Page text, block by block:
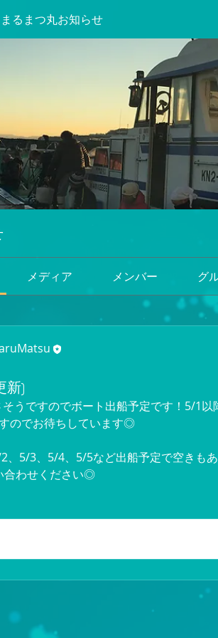
まるまつ丸お知らせ
メディア メンバー グ
新)
そうですのでボート出船予定です！5/1以
のでお待ちしています◎
、5/3、5/4、5/5など出船予定で空きも
合わせください◎